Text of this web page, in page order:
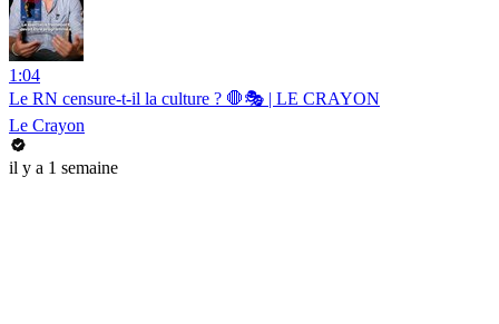
1:04
Le RN censure-t-il la culture ? 🛑🎭 | LE CRAYON
Le Crayon
il y a 1 semaine